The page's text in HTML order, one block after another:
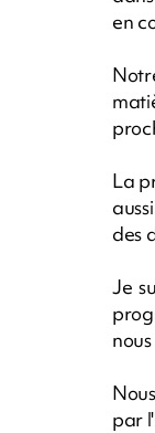
en
La
des
Je
par